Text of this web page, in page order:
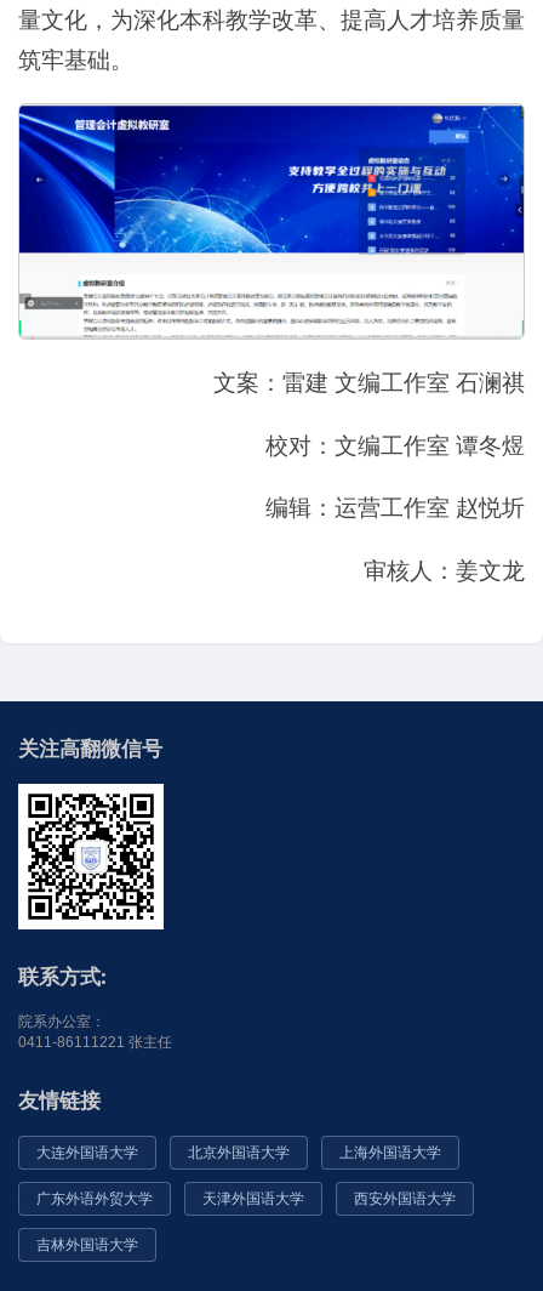
量文化，为深化本科教学改革、提高人才培养质量
筑牢基础。
文案：雷建 文编工作室 石澜祺
校对：文编工作室 谭冬煜
编辑：运营工作室 赵悦圻
审核人：姜文龙
关注高翻微信号
联系方式:
院系办公室：
0411-86111221 张主任
友情链接
大连外国语大学 北京外国语大学 上海外国语大学
广东外语外贸大学 天津外国语大学 西安外国语大学
吉林外国语大学